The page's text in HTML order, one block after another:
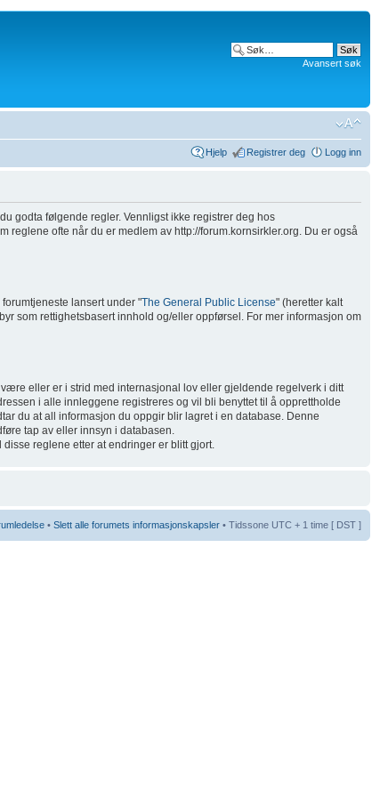
Avansert søk
Hjelp Registrer deg Logg inn
godta følgende regler. Vennligst ikke registrer deg hos
reglene ofte når du er medlem av http://forum.kornsirkler.org. Du er også
lansert under "The General Public License" (heretter kalt
som rettighetsbasert innhold og/eller oppførsel. For mer informasjon om
eller er i strid med internasjonal lov eller gjeldende regelverk i ditt
i alle innleggene registreres og vil bli benyttet til å opprettholde
du at all informasjon du oppgir blir lagret i en database. Denne
tap av eller innsyn i databasen.
reglene etter at endringer er blitt gjort.
• Slett alle forumets informasjonskapsler • Tidssone UTC + 1 time [ DST ]